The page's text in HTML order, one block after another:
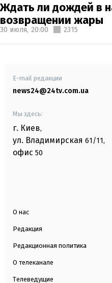
Ждать ли дождей в
возвращении жары
30 июля, 20:00 2315
E-mail редакции
news24@24tv.com.ua
Мы здесь:
г. Киев,
ул. Владимирская 61/11,
офис 50
О нас
Редакция
Редакционная политика
О телеканале
Телеведущие